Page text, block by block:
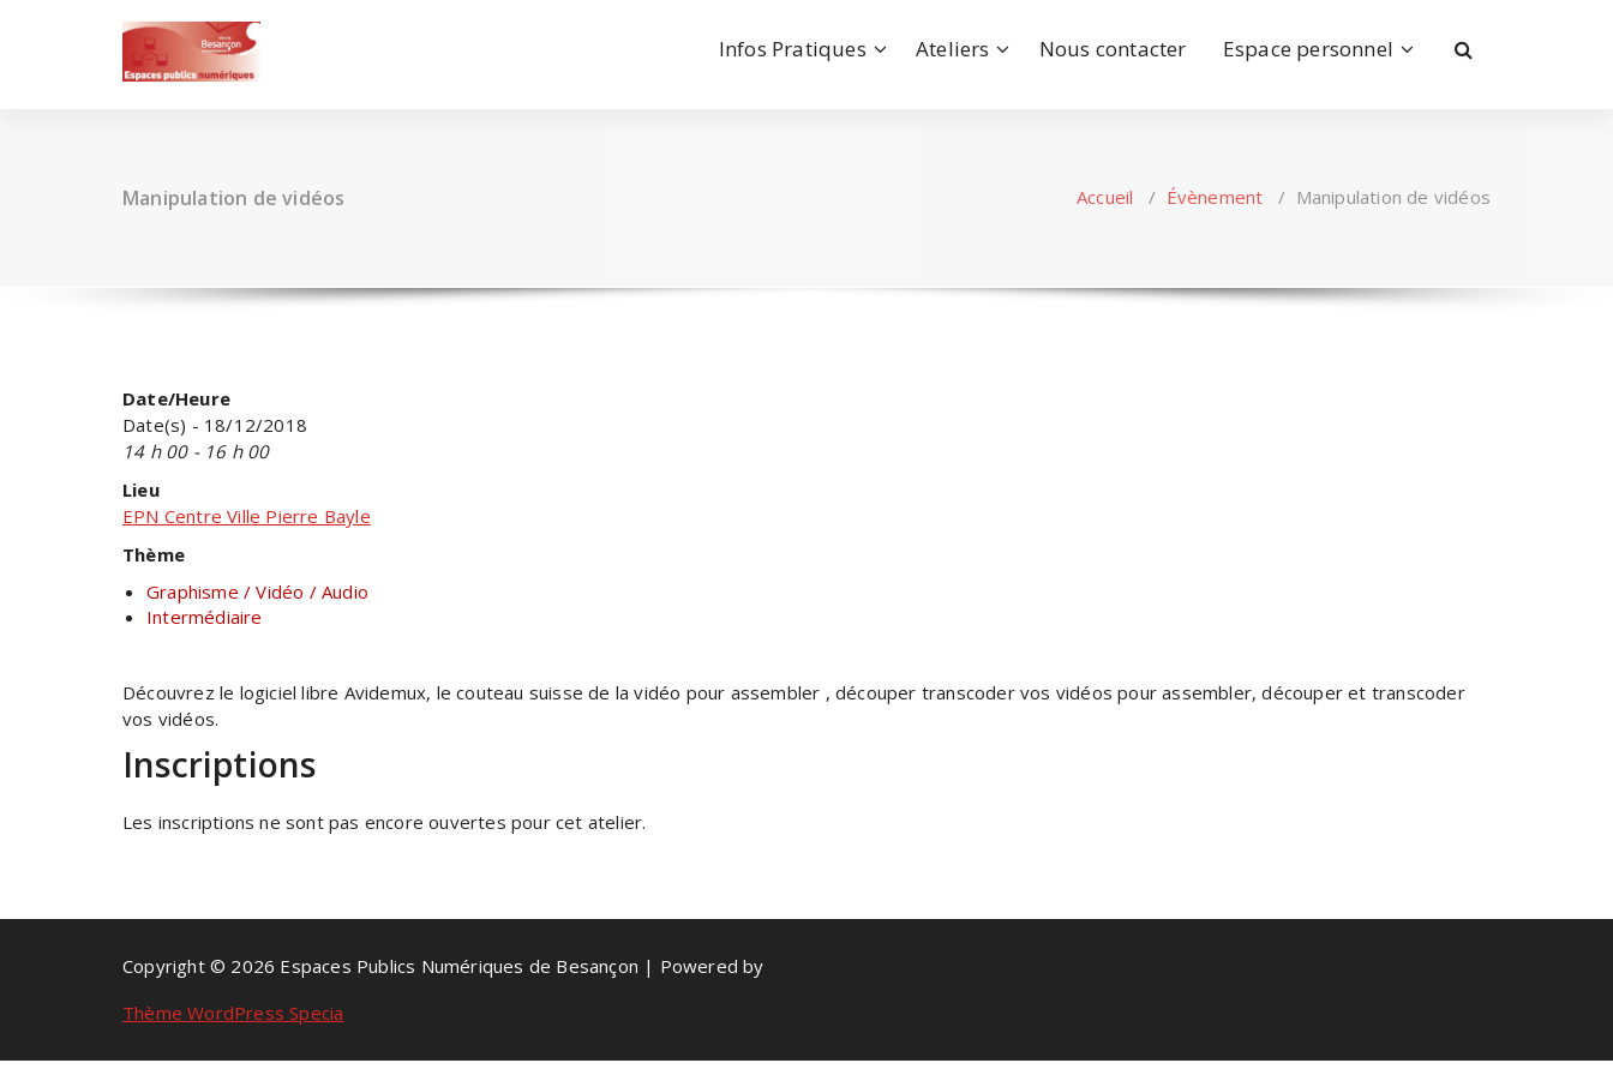
Infos Pratiques Ateliers Nous contacter Espace personnel
Manipulation de vidéos Accueil / Évènement / Manipulation de vidéos
Date/Heure
Date(s) - 18/12/2018
14 h 00 - 16 h 00
Lieu
EPN Centre Ville Pierre Bayle
Thème
Graphisme / Vidéo / Audio
Intermédiaire
Découvrez le logiciel libre Avidemux, le couteau suisse de la vidéo pour assembler , découper transcoder vos vidéos pour assembler, découper et transcoder
vos vidéos.
Inscriptions
Les inscriptions ne sont pas encore ouvertes pour cet atelier.
Copyright © 2026 Espaces Publics Numériques de Besançon | Powered by
Thème WordPress Specia